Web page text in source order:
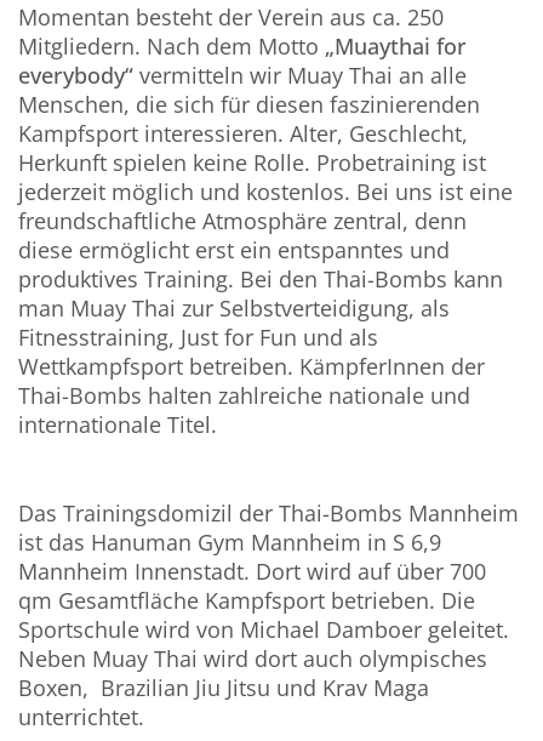
Momentan besteht der Verein aus ca. 250
Mitgliedern. Nach dem Motto „Muaythai for
everybody“ vermitteln wir Muay Thai an alle
Menschen, die sich für diesen faszinierenden
Kampfsport interessieren. Alter, Geschlecht,
Herkunft spielen keine Rolle. Probetraining ist
jederzeit möglich und kostenlos. Bei uns ist eine
freundschaftliche Atmosphäre zentral, denn
diese ermöglicht erst ein entspanntes und
produktives Training. Bei den Thai-Bombs kann
man Muay Thai zur Selbstverteidigung, als
Fitnesstraining, Just for Fun und als
Wettkampfsport betreiben. KämpferInnen der
Thai-Bombs halten zahlreiche nationale und
internationale Titel.
Das Trainingsdomizil der Thai-Bombs Mannheim
ist das Hanuman Gym Mannheim in S 6,9
Mannheim Innenstadt. Dort wird auf über 700
qm Gesamtfläche Kampfsport betrieben. Die
Sportschule wird von Michael Damboer geleitet.
Neben Muay Thai wird dort auch olympisches
Boxen, Brazilian Jiu Jitsu und Krav Maga
unterrichtet.